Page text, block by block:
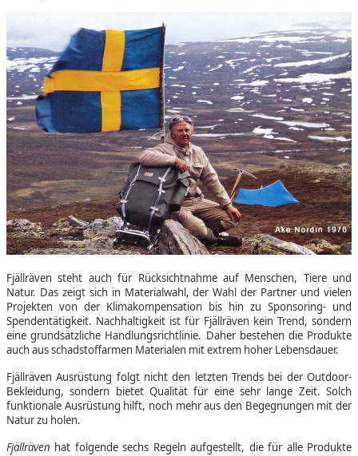
Fjällräven steht auch für Rücksichtnahme auf Menschen, Tiere und
Natur. Das zeigt sich in Materialwahl, der Wahl der Partner und vielen
Projekten von der Klimakompensation bis hin zu Sponsoring- und
Spendentätigkeit. Nachhaltigkeit ist für Fjällräven kein Trend, sondern
eine grundsätzliche Handlungsrichtlinie. Daher bestehen die Produkte
auch aus schadstoffarmen Materialen mit extrem hoher Lebensdauer.
Fjällräven Ausrüstung folgt nicht den letzten Trends bei der Outdoor-
Bekleidung, sondern bietet Qualität für eine sehr lange Zeit. Solch
funktionale Ausrüstung hilft, noch mehr aus den Begegnungen mit der
Natur zu holen.
Fjällräven hat folgende sechs Regeln aufgestellt, die für alle Produkte